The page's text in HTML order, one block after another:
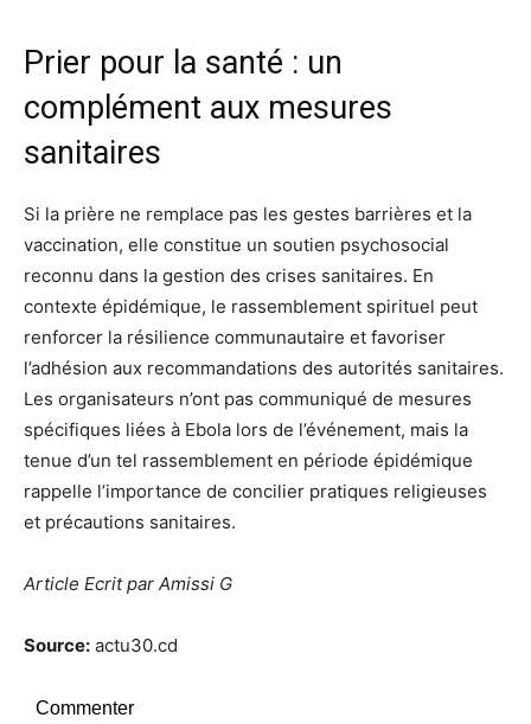
Prier pour la santé : un
complément aux mesures
sanitaires
Si la prière ne remplace pas les gestes barrières et la
vaccination, elle constitue un soutien psychosocial
reconnu dans la gestion des crises sanitaires. En
contexte épidémique, le rassemblement spirituel peut
renforcer la résilience communautaire et favoriser
l’adhésion aux recommandations des autorités sanitaires.
Les organisateurs n’ont pas communiqué de mesures
spécifiques liées à Ebola lors de l’événement, mais la
tenue d’un tel rassemblement en période épidémique
rappelle l’importance de concilier pratiques religieuses
et précautions sanitaires.
Article Ecrit par Amissi G
Source: actu30.cd
Commenter